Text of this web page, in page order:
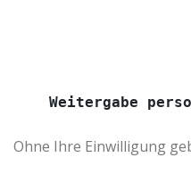
Weitergabe
Ohne Ihre Einwilligung